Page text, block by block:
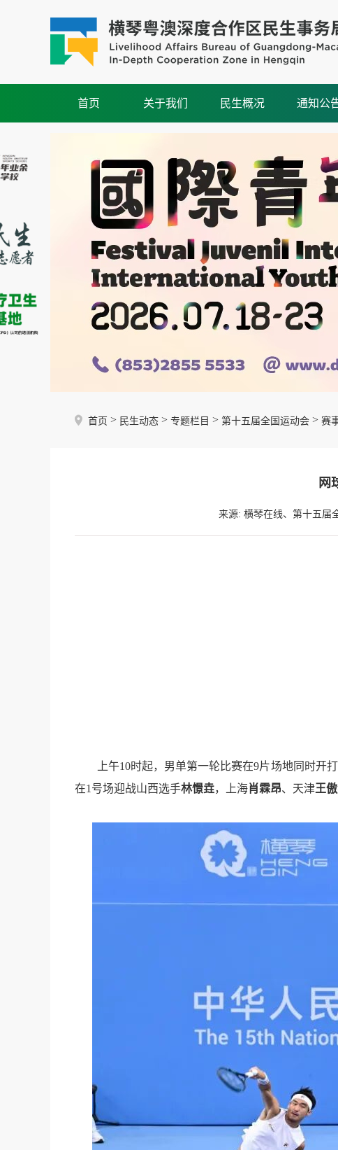
首页 关于我们 民生概况 通知公
首页 > 民生动态 > 专题栏目 > 第十五届全国运动会 > 赛
网
来源: 横琴在线、第十五届
上午10时起，男单第一轮比赛在9片场地同时开
在1号场迎战山西选手林憬垚，上海肖霖昂、天津王